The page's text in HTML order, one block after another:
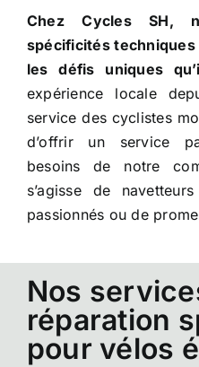
Chez Cycles SH,
spécificités
les défis uniques
expérience locale
service des cyclistes
d’offrir un service
besoins de notre
s’agisse de
passionnés ou de
Nos
réparation
pour vélos